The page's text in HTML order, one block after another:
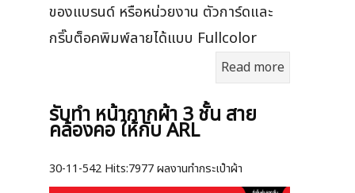
ของแบรนด์ หรือหน่วยงาน ตัวการ์ดและ
กริ๊บต็อคพิมพ์ลายได้แบบ Fullcolor
Read more
รับทำ หน้ากากผ้า 3 ชั้น สาย
คล้องคอ ให้กับ ARL
30-11-542 Hits:7977 ผลงานทำกระเป๋าผ้า